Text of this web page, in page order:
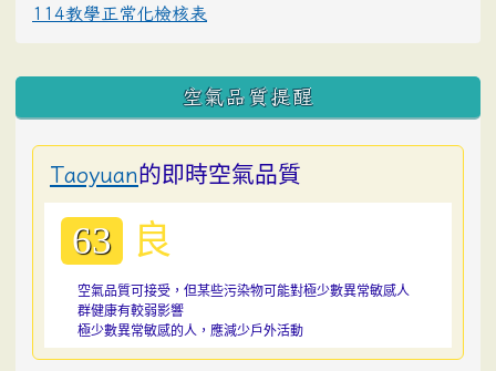
114教學正常化檢核表
空氣品質提醒
Taoyuan的即時空氣品質
63 良
空氣品質可接受，但某些污染物可能對極少數異常敏感人
群健康有較弱影響
極少數異常敏感的人，應減少戶外活動